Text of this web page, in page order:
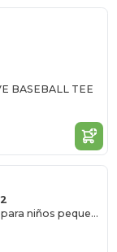
BASEBALL TEE
Remera Jersey de béisbol para niños pequeños